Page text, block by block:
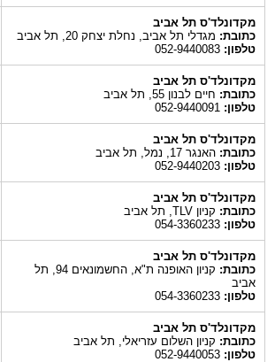
מקדונלד'ס תל אביב
כתובת:מגדלי תל אביב, נחלת יצחק 20, תל אביב
טלפון:052-9440083
מקדונלד'ס תל אביב
כתובת:חיים לבנון 55, תל אביב
טלפון:052-9440091
מקדונלד'ס תל אביב
כתובת:האנגר 17, נמל, תל אביב
טלפון:052-9440203
מקדונלד'ס תל אביב
כתובת:קניון TLV, תל אביב
טלפון:054-3360233
מקדונלד'ס תל אביב
כתובת:
קניון האופנה ת"א, החשמונאים 94, תל
אביב
טלפון:054-3360233
מקדונלד'ס תל אביב
כתובת:קניון השלום עזריאלי, תל אביב
טלפון:052-9440053